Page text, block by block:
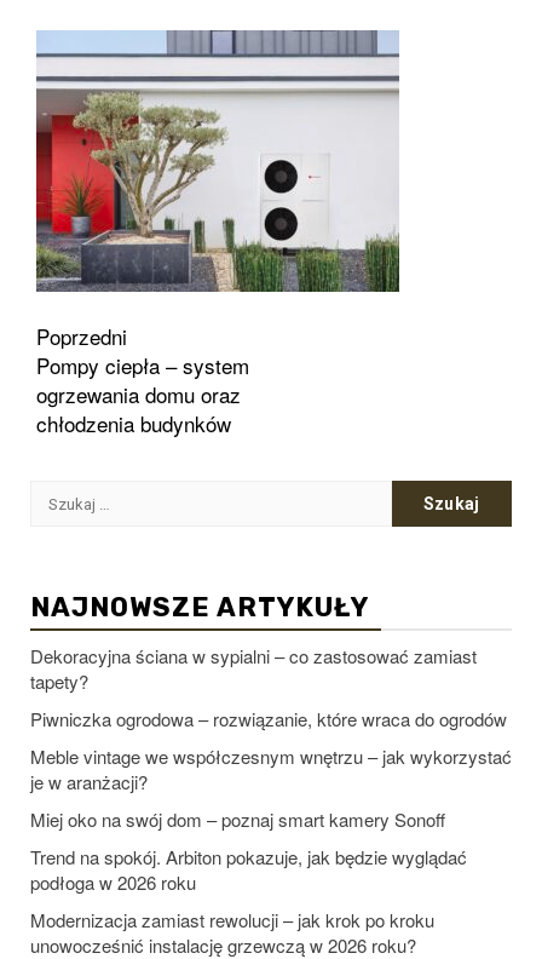
Zobacz
wpisy
Poprzedni
Pompy ciepła – system
ogrzewania domu oraz
chłodzenia budynków
Szukaj:
NAJNOWSZE ARTYKUŁY
Dekoracyjna ściana w sypialni – co zastosować zamiast
tapety?
Piwniczka ogrodowa – rozwiązanie, które wraca do ogrodów
Meble vintage we współczesnym wnętrzu – jak wykorzystać
je w aranżacji?
Miej oko na swój dom – poznaj smart kamery Sonoff
Trend na spokój. Arbiton pokazuje, jak będzie wyglądać
podłoga w 2026 roku
Modernizacja zamiast rewolucji – jak krok po kroku
unowocześnić instalację grzewczą w 2026 roku?